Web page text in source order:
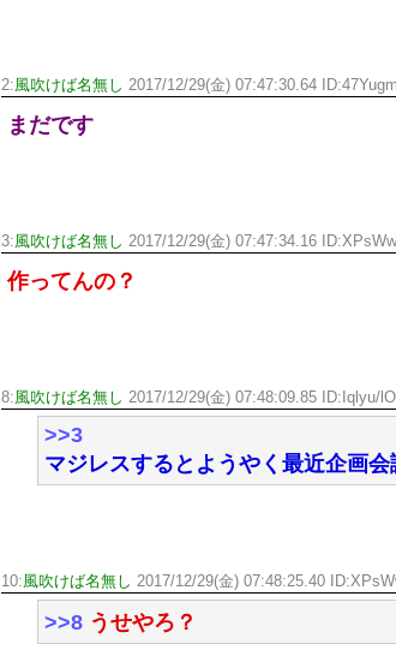
2:風吹けば名無し 2017/12/29(金) 07:47:30.64 ID:
まだです
3:風吹けば名無し 2017/12/29(金) 07:47:34.16 ID:
作ってんの？
8:風吹けば名無し 2017/12/29(金) 07:48:09.85 ID: Iqlyu/
>>3
マジレスするとようやく最近企画
10:風吹けば名無し 2017/12/29(金) 07:48:25.40 ID:
>>8 うせやろ？